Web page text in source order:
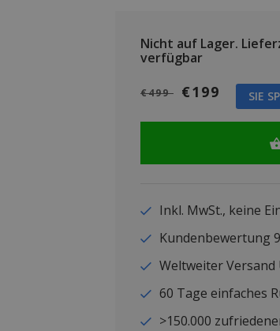
Nicht auf Lager.
verfügbar
€499 €199 SIE
Inkl. MwSt., keine
Weltweiter Versand
60 Tage einfaches
>150.000